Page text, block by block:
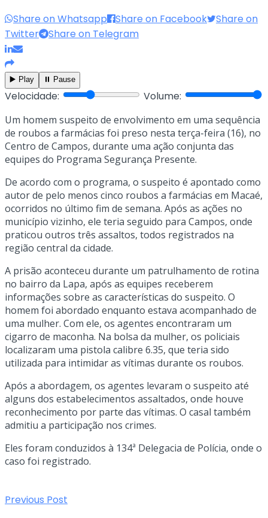
Share on Whatsapp Share on Facebook
Share on
Twitter
Share on Telegram
▶️ Play ⏸️ Pause
Velocidade: Volume:
Um homem suspeito de envolvimento em uma sequência
de roubos a farmácias foi preso nesta terça-feira (16), no
Centro de Campos, durante uma ação conjunta das
equipes do Programa Segurança Presente.
De acordo com o programa, o suspeito é apontado como
autor de pelo menos cinco roubos a farmácias em Macaé,
ocorridos no último fim de semana. Após as ações no
município vizinho, ele teria seguido para Campos, onde
praticou outros três assaltos, todos registrados na
região central da cidade.
A prisão aconteceu durante um patrulhamento de rotina
no bairro da Lapa, após as equipes receberem
informações sobre as características do suspeito. O
homem foi abordado enquanto estava acompanhado de
uma mulher. Com ele, os agentes encontraram um
cigarro de maconha. Na bolsa da mulher, os policiais
localizaram uma pistola calibre 6.35, que teria sido
utilizada para intimidar as vítimas durante os roubos.
Após a abordagem, os agentes levaram o suspeito até
alguns dos estabelecimentos assaltados, onde houve
reconhecimento por parte das vítimas. O casal também
admitiu a participação nos crimes.
Eles foram conduzidos à 134ª Delegacia de Polícia, onde o
caso foi registrado.
Previous Post